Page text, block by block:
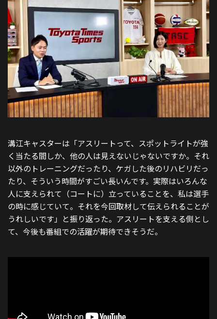
溝江キャスターは「アスリートって、スポットライトが強
く当たる間しか、他の人は見えないじゃないですか。それ
以外のトレーニングだったり、ケガした後のリハビリだっ
たり、そういう時間がすごい長いんです。実際はいろんな
人に支えられて（コートに）立っていることを、私は選手
の時に感じていて。それを今回取材して伝えられることが
うれしいです」と振り返った。アスリートを支える側とし
て、今後も番組での活躍が期待できそうだ。